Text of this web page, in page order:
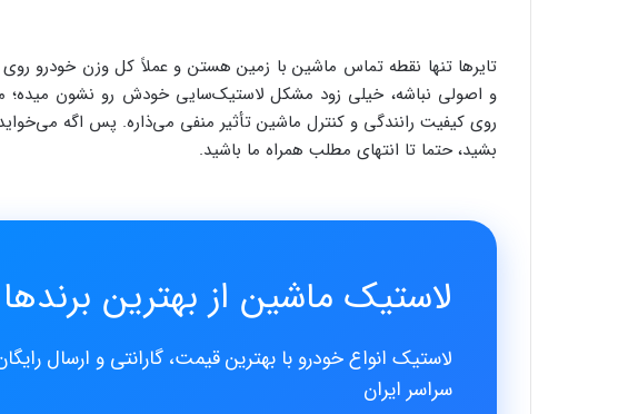
تایرها تنها نقطه تماس ماشین با زمین هستن و عملاً کل وزن خودرو
و اصولی نباشه، خیلی زود مشکل لاستیک‌سایی خودش رو نشون میده؛
روی کیفیت رانندگی و کنترل ماشین تأثیر منفی می‌ذاره. پس اگه
بشید، حتما تا انتهای مطلب همراه ما باشید.
لاستیک ماشین از بهترین برند‌ها
لاستیک انواع خودرو با بهترین قیمت، گارانتی و ارسال
سراسر ایران